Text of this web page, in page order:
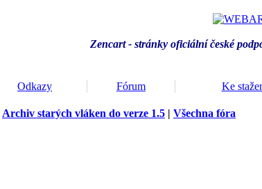
Zencart - stránky oficiální české
Odkazy Fórum Ke
Archiv starých vláken do verze 1.5 | Všechna fóra